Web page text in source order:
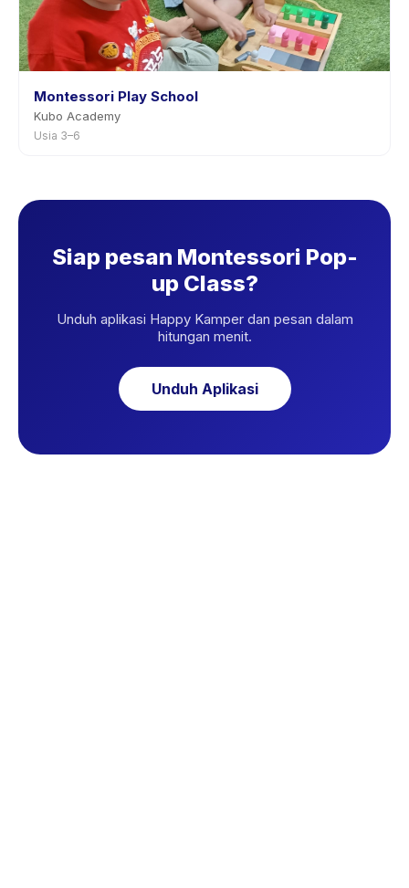
Montessori Play School
Kubo Academy
Usia 3–6
Siap pesan Montessori Pop-
up Class?
Unduh aplikasi Happy Kamper dan pesan dalam
hitungan menit.
Unduh Aplikasi